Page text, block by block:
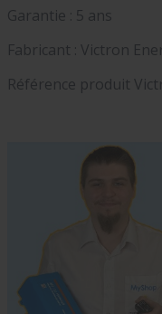
Garantie : 5 ans
Fabricant : Victron
Référence produit